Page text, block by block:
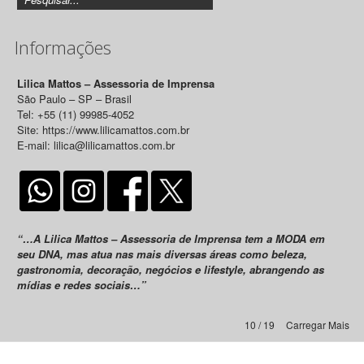
Informações
Lilica Mattos – Assessoria de Imprensa
São Paulo – SP – Brasil
Tel: +55 (11) 99985-4052
Site: https://www.lilicamattos.com.br
E-mail: lilica@lilicamattos.com.br
“…A Lilica Mattos – Assessoria de Imprensa tem a MODA em
seu DNA, mas atua nas mais diversas áreas como beleza,
gastronomia, decoração, negócios e lifestyle, abrangendo as
mídias e redes sociais…”
Carregar Mais
10 / 19